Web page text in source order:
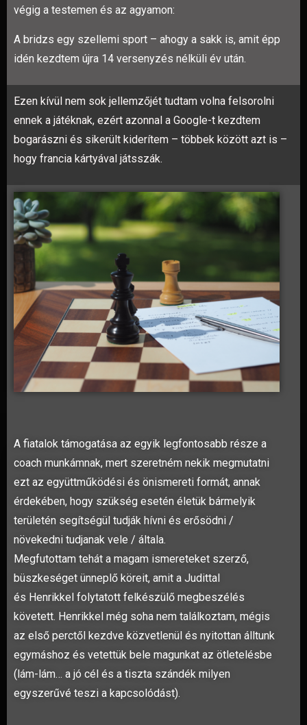
végig a testemen és az agyamon:
A bridzs egy szellemi sport – ahogy a sakk is, amit épp
idén kezdtem újra 14 versenyzés nélküli év után.
Ezen kívül nem sok jellemzőjét tudtam volna felsorolni
ennek a játéknak, ezért azonnal a Google-t kezdtem
bogarászni és sikerült kiderítem – többek között azt is –
hogy francia kártyával játsszák.
A fiatalok támogatása az egyik legfontosabb része a
coach munkámnak, mert szeretném nekik megmutatni
ezt az együttműködési és önismereti formát, annak
érdekében, hogy szükség esetén életük bármelyik
területén segítségül tudják hívni és erősödni /
növekedni tudjanak vele / általa.
Megfutottam tehát a magam ismereteket szerző,
büszkeséget ünneplő köreit, amit a Judittal
és Henrikkel folytatott felkészülő megbeszélés
követett. Henrikkel még soha nem találkoztam, mégis
az első perctől kezdve közvetlenül és nyitottan álltunk
egymáshoz és vetettük bele magunkat az ötletelésbe
(lám-lám… a jó cél és a tiszta szándék milyen
egyszerűvé teszi a kapcsolódást).